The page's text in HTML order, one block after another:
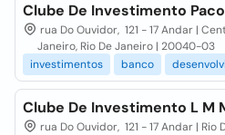
Clube De Investimento
rua Do Ouvidor, 121 - 17 Andar |
Janeiro, Rio De Janeiro | 20040-03
investimentos
banco
Clube De Investimento L M
rua Do Ouvidor, 121 - 17 Andar | Rio